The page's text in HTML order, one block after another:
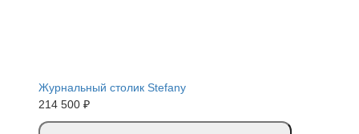
Журнальный столик Stefany
214 500 ₽